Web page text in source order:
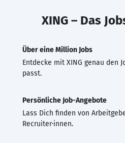
XING – Das
Über eine Million Jobs
Entdecke mit XING genau den
passt.
Persönliche Job-Angebote
Lass Dich finden von
Recruiter·innen.